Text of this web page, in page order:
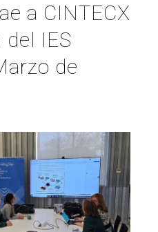
InstagramYoutubeLinkedin
a CINTECX
IES
de